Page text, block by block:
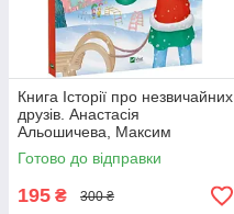
Книга Історії про незвичайних
друзів. Анастасія
Альошичева, Максим
Долинний
Готово до відправки
195 ₴ 300 ₴